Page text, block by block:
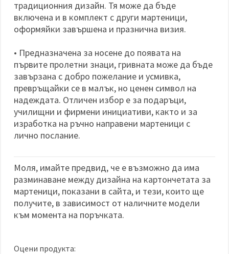
традиционния дизайн. Тя може да бъде
включена и в комплект с други мартеници,
оформяйки завършена и празнична визия.
• Предназначена за носене до появата на
първите пролетни знаци, гривната може да бъде
завързана с добро пожелание и усмивка,
превръщайки се в малък, но ценен символ на
надеждата. Отличен избор е за подаръци,
училищни и фирмени инициативи, както и за
изработка на ръчно направени мартеници с
лично послание.
Моля, имайте предвид, че е възможно да има
разминаване между дизайна на картончетата за
мартеници, показани в сайта, и тези, които ще
получите, в зависимост от наличните модели
към момента на поръчката.
Оцени продукта: